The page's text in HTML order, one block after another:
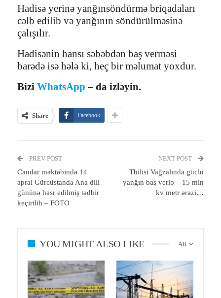
Hadisə yerinə yanğınsöndürmə briqadaları
cəlb edilib və yanğının söndürülməsinə
çalışılır.
Hadisənin hansı səbəbdən baş verməsi
barədə isə hələ ki, heç bir məlumat yoxdur.
Bizi WhatsApp – da izləyin.
Share Facebook
PREV POST
Candar məktəbində 14
apral Gürcüstanda Ana dili
gününə həsr edilmiş tədbir
keçirilib – FOTO
NEXT POST
Tbilisi Vağzalında güclü
yanğın baş verib – 15 min
kv metr ərazi…
All
YOU MIGHT ALSO LIKE